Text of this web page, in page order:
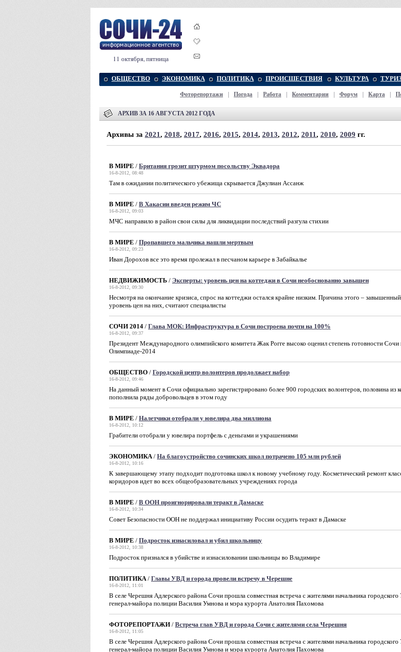
11 октября, пятница
ОБЩЕСТВО ЭКОНОМИКА ПОЛИТИКА ПРОИСШЕСТВИЯ КУЛЬТУРА
Фоторепортажи Погода Работа Комментарии Форум Карта
АРХИВ ЗА 16 АВГУСТА 2012 ГОДА
Архивы за 2021, 2018, 2017, 2016, 2015, 2014, 2013, 2012, 2011, 2010, 2009 гг.
В МИРЕ / Британия грозит штурмом посольству Эквадора
16-8-2012, 08:48
Там в ожидании политического убежища скрывается Джулиан Ассанж
В МИРЕ / В Хакасии введен режим ЧС
16-8-2012, 09:03
МЧС направило в район свои силы для ликвидации последствий разгула стихии
В МИРЕ / Пропавшего мальчика нашли мертвым
16-8-2012, 09:23
Иван Дорохов все это время пролежал в песчаном карьере в Забайкалье
НЕДВИЖИМОСТЬ / Эксперты: уровень цен на коттеджи в Сочи необоснованно завышен
16-8-2012, 09:30
Несмотря на окончание кризиса, спрос на коттеджи остался крайне низким. Причина этого – завышенный
уровень цен на них, считают специалисты
СОЧИ 2014 / Глава МОК: Инфраструктура в Сочи построена почти на 100%
16-8-2012, 09:37
Президент Международного олимпийского комитета Жак Рогге высоко оценил степень готовности Сочи
Олимпиаде-2014
ОБЩЕСТВО / Городской центр волонтеров продолжает набор
16-8-2012, 09:46
На данный момент в Сочи официально зарегистрировано более 900 городских волонтеров, половина из
пополнила ряды добровольцев в этом году
В МИРЕ / Налетчики отобрали у ювелира два миллиона
16-8-2012, 10:12
Грабители отобрали у ювелира портфель с деньгами и украшениями
ЭКОНОМИКА/ На благоустройство сочинских школ потрачено 105 млн рублей
16-8-2012, 10:16
К завершающему этапу подходит подготовка школ к новому учебному году. Косметический ремонт
коридоров идет во всех общеобразовательных учреждениях города
В МИРЕ / В ООН проигнорировали теракт в Дамаске
16-8-2012, 10:34
Совет Безопасности ООН не поддержал инициативу России осудить теракт в Дамаске
В МИРЕ / Подросток изнасиловал и убил школьницу
16-8-2012, 10:38
Подросток признался в убийстве и изнасиловании школьницы во Владимире
ПОЛИТИКА/ Главы УВД и города провели встречу в Черешне
16-8-2012, 11:01
В селе Черешня Адлерского района Сочи прошла совместная встреча с жителями начальника
генерал-майора полиции Василия Умнова и мэра курорта Анатолия Пахомова
ФОТОРЕПОРТАЖИ / Встреча глав УВД и города Сочи с жителями села Черешня
16-8-2012, 11:05
В селе Черешня Адлерского района Сочи прошла совместная встреча с жителями начальника
генерал-майора полиции Василия Умнова и мэра курорта Анатолия Пахомова